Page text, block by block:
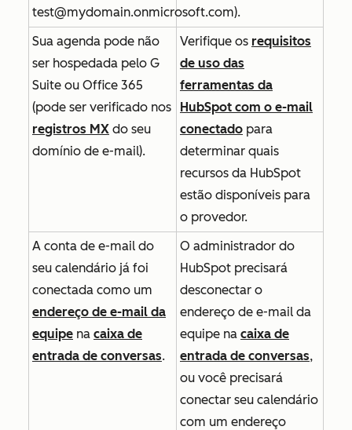
test@mydomain.onmicrosoft.com).
Sua agenda pode não
ser hospedada pelo G
Suite ou Office 365
(pode ser verificado nos
registros MX do seu
domínio de e-mail).
Verifique os requisitos
de uso das
ferramentas da
HubSpot com o e-mail
conectado para
determinar quais
recursos da HubSpot
estão disponíveis para
o provedor.
A conta de e-mail do
seu calendário já foi
conectada como um
endereço de e-mail da
equipe na caixa de
entrada de conversas.
O administrador do
HubSpot precisará
desconectar o
endereço de e-mail da
equipe na caixa de
entrada de conversas,
ou você precisará
conectar seu calendário
com um endereço